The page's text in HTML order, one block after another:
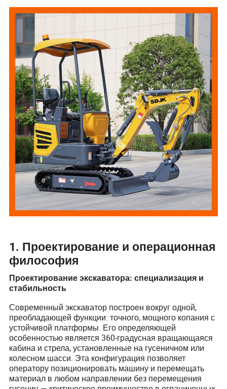
1. Проектирование и операционная
философия
Проектирование экскаватора: специализация и
стабильность
Современный экскаватор построен вокруг одной,
преобладающей функции: точного, мощного копания с
устойчивой платформы. Его определяющей
особенностью является 360-градусная вращающаяся
кабина и стрела, установленные на гусеничном или
колесном шасси. Эта конфигурация позволяет
оператору позиционировать машину и перемещать
материал в любом направлении без перемещения